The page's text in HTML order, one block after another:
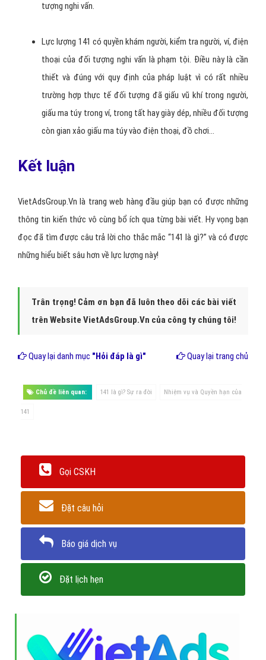
tượng nghi vấn.
Lực lượng 141 có quyền khám người, kiểm tra người, ví, điện
thoại của đối tượng nghi vấn là phạm tội. Điều này là cần
thiết và đúng với quy định của pháp luật vì có rất nhiều
trường hợp thực tế đối tượng đã giấu vũ khí trong người,
giấu ma túy trong ví, trong tất hay giày dép, nhiều đối tượng
còn gian xảo giấu ma túy vào điện thoại, đồ chơi…
Kết luận
VietAdsGroup.Vn là trang web hàng đầu giúp bạn có được những
thông tin kiến thức vô cùng bổ ích qua từng bài viết. Hy vọng bạn
đọc đã tìm được câu trả lời cho thắc mắc “141 là gì?” và có được
những hiểu biết sâu hơn về lực lượng này!
Trân trọng! Cảm ơn bạn đã luôn theo dõi các bài viết
trên Website VietAdsGroup.Vn của công ty chúng tôi!
Quay lại danh mục "Hỏi đáp là gì" Quay lại trang chủ
Chủ đề liên quan: 141 là gì? Sự ra đời Nhiệm vụ và Quyền hạn của
141
Gọi CSKH
Đặt câu hỏi
Báo giá dịch vụ
Đặt lịch hẹn